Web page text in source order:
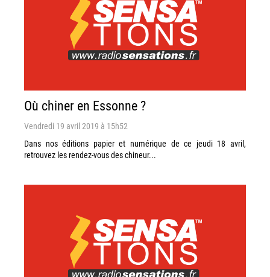
Où chiner en Essonne ?
Vendredi 19 avril 2019 à 15h52
Dans nos éditions papier et numérique de ce jeudi 18 avril,
retrouvez les rendez-vous des chineur...